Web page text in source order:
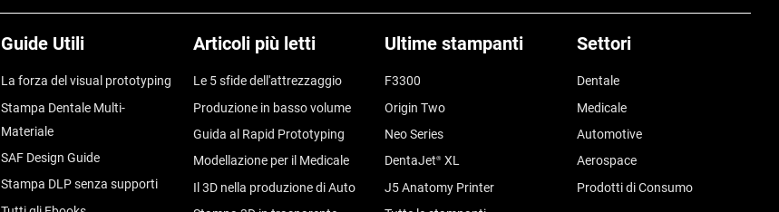
Guide Utili
La forza del visual prototyping
Stampa Dentale Multi-
Materiale
SAF Design Guide
Stampa DLP senza supporti
Articoli più letti
Le 5 sfide dell'attrezzaggio
Produzione in basso volume
Guida al Rapid Prototyping
Modellazione per il Medicale
Il 3D nella produzione di Auto
Ultime stampanti
F3300
Origin Two
Neo Series
DentaJet® XL
J5 Anatomy Printer
Settori
Dentale
Medicale
Automotive
Aerospace
Prodotti di Consumo